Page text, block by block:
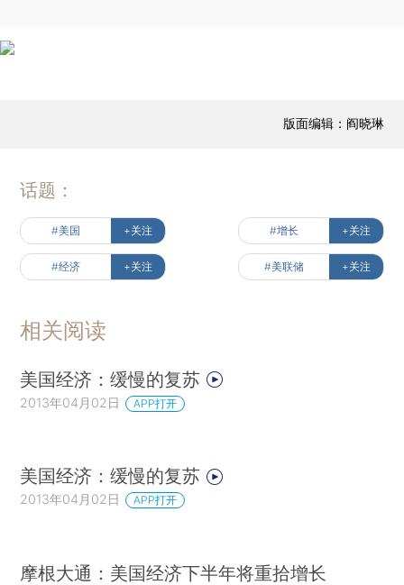
版面编辑：阎晓琳
话题：
#美国 +关注 #增长 +关注
#经济 +关注 #美联储 +关注
相关阅读
美国经济：缓慢的复苏
2013年04月02日 APP打开
美国经济：缓慢的复苏
2013年04月02日 APP打开
摩根大通：美国经济下半年将重拾增长